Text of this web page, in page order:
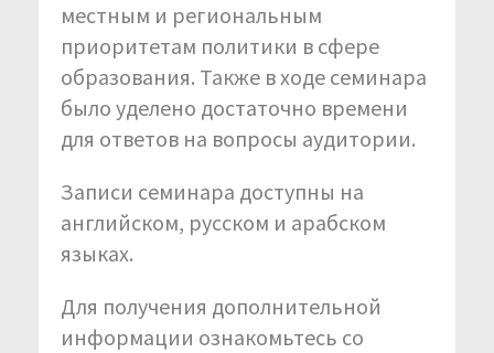
местным и региональным
приоритетам политики в сфере
образования. Также в ходе семинара
было уделено достаточно времени
для ответов на вопросы аудитории.
Записи семинара доступны на
английском, русском и арабском
языках.
Для получения дополнительной
информации ознакомьтесь со